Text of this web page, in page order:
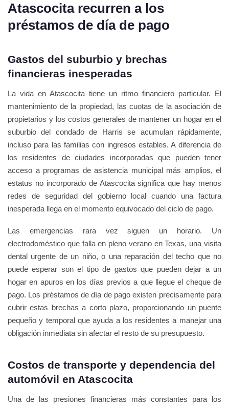
Atascocita recurren a los
préstamos de día de pago
Gastos del suburbio y brechas
financieras inesperadas
La vida en Atascocita tiene un ritmo financiero particular. El
mantenimiento de la propiedad, las cuotas de la asociación de
propietarios y los costos generales de mantener un hogar en el
suburbio del condado de Harris se acumulan rápidamente,
incluso para las familias con ingresos estables. A diferencia de
los residentes de ciudades incorporadas que pueden tener
acceso a programas de asistencia municipal más amplios, el
estatus no incorporado de Atascocita significa que hay menos
redes de seguridad del gobierno local cuando una factura
inesperada llega en el momento equivocado del ciclo de pago.
Las emergencias rara vez siguen un horario. Un
electrodoméstico que falla en pleno verano en Texas, una visita
dental urgente de un niño, o una reparación del techo que no
puede esperar son el tipo de gastos que pueden dejar a un
hogar en apuros en los días previos a que llegue el cheque de
pago. Los préstamos de día de pago existen precisamente para
cubrir estas brechas a corto plazo, proporcionando un puente
pequeño y temporal que ayuda a los residentes a manejar una
obligación inmediata sin afectar el resto de su presupuesto.
Costos de transporte y dependencia del
automóvil en Atascocita
Una de las presiones financieras más constantes para los